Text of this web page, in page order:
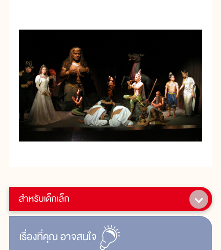
สำหรับเด็กเล็ก
เรื่ิองที่คุณอาจสนใจ